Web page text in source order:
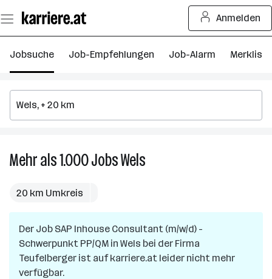
Seiteninhalt
springen
Anmelden
Jobsuche Job-Empfehlungen Job-Alarm Merkliste
Mehr als 1.000JobsWels
in
Wels
20 km Umkreis
Der Job SAP Inhouse Consultant (m/w/d) -
Schwerpunkt PP/QM in Wels bei der Firma
Teufelberger ist auf karriere.at leider nicht mehr
verfügbar.